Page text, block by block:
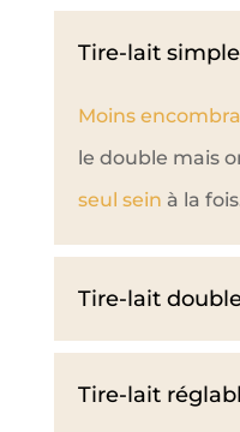
Tire-lait
Moins
le double mais
seul sein à la
Tire-lait
Tire-lait